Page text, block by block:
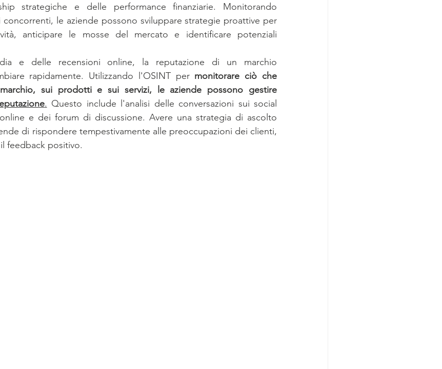
strategiche e delle performance finanziarie. Monitorando
concorrenti, le aziende possono sviluppare strategie proattive per
anticipare le mosse del mercato e identificare potenziali
e delle recensioni online, la reputazione di un marchio
rapidamente. Utilizzando l'OSINT per monitorare ciò che
sui prodotti e sui servizi, le aziende possono gestire
. Questo include l'analisi delle conversazioni sui social
e dei forum di discussione. Avere una strategia di ascolto
di rispondere tempestivamente alle preoccupazioni dei clienti,
feedback positivo.